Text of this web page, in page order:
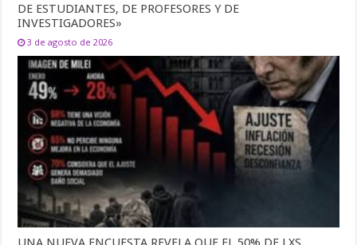
DE ESTUDIANTES, DE PROFESORES Y DE
INVESTIGADORES»
3 de agosto de 2026